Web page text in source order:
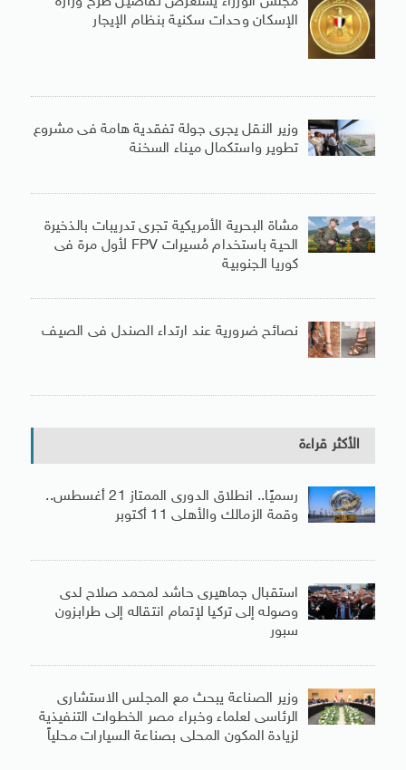
الإسكان وحدات سكنية بنظام الإيجار
وزير النقل يجرى جولة تفقدية هامة فى مشروع
تطوير واستكمال ميناء السخنة
مشاة البحرية الأمريكية تجرى تدريبات بالذخيرة
الحية باستخدام مُسيرات FPV لأول مرة فى
كوريا الجنوبية
نصائح ضرورية عند ارتداء الصندل فى الصيف
الأكثر قراءة
رسميًا.. انطلاق الدورى الممتاز 21 أغسطس..
وقمة الزمالك والأهلى 11 أكتوبر
استقبال جماهيرى حاشد لمحمد صلاح لدى
وصوله إلى تركيا لإتمام انتقاله إلى طرابزون
سبور
وزير الصناعة يبحث مع المجلس الاستشارى
الرئاسى لعلماء وخبراء مصر الخطوات التنفيذية
لزيادة المكون المحلى بصناعة السيارات محلياً